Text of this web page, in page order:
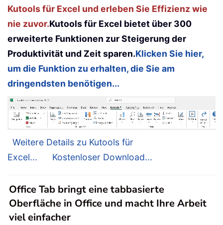
Kutools für Excel und erleben Sie Effizienz wie
nie zuvor.Kutools für Excel bietet über 300
erweiterte Funktionen zur Steigerung der
Produktivität und Zeit sparen.Klicken Sie hier,
um die Funktion zu erhalten, die Sie am
dringendsten benötigen...
Weitere Details zu Kutools für
Excel...
Kostenloser Download...
Office Tab bringt eine tabbasierte
Oberfläche in Office und macht Ihre Arbeit
viel einfacher